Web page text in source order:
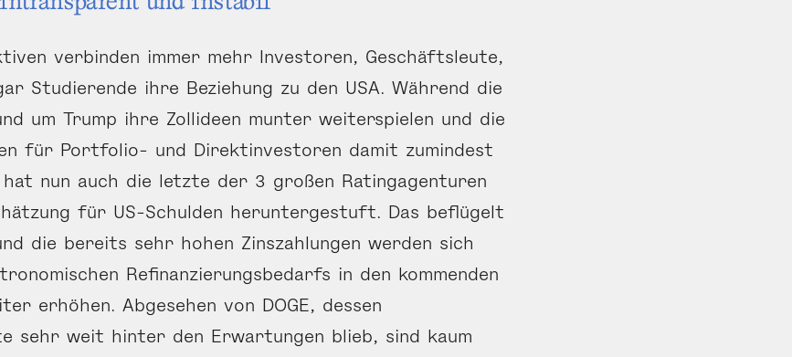
verbinden immer mehr Investoren, Geschäftsleute,
Studierende ihre Beziehung zu den USA. Während die
um Trump ihre Zollideen munter weiterspielen und die
für Portfolio- und Direktinvestoren damit zumindest
nun auch die letzte der 3 großen Ratingagenturen
für US-Schulden heruntergestuft. Das beflügelt
die bereits sehr hohen Zinszahlungen werden sich
Refinanzierungsbedarfs in den kommenden
erhöhen. Abgesehen von DOGE, dessen
sehr weit hinter den Erwartungen blieb, sind kaum